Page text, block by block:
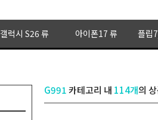
갤럭시 S26 류 아이폰17 류 플립
G991카테고리 내 114개의